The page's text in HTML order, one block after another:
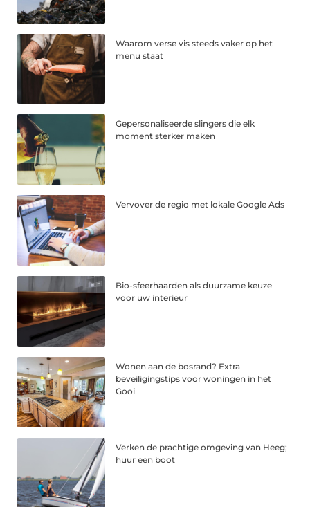
Waarom verse vis steeds vaker op het
menu staat
Gepersonaliseerde slingers die elk
moment sterker maken
Vervover de regio met lokale Google Ads
Bio-sfeerhaarden als duurzame keuze
voor uw interieur
Wonen aan de bosrand? Extra
beveiligingstips voor woningen in het
Gooi
Verken de prachtige omgeving van Heeg;
huur een boot